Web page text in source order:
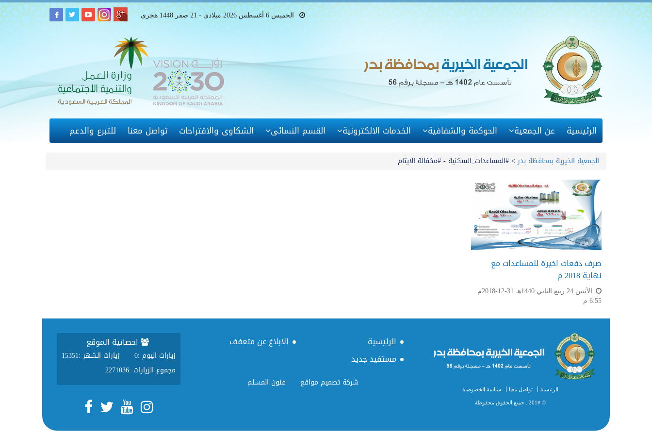
الخميس 6 أغسطس 2026 ميلادى - 21 صفر 1448 هجرى
الرئيسية عن الجمعية الحوكمة والشفافية الخدمات الالكترونية القسم النسائى الشكاوى والاقتراحات تواصل معنا للتبرع والدعم
الجمعية الخيرية بمحافظة بدر>#المساعدات_السكنية - #مكفالة الايتام
صرف دفعات اخيرة للمساعدات مع
نهاية 2018 م
الأثنين 24 ربيع الثاني 1440هـ 31-12-2018م
6:55 م
الرئيسية تواصل معنا سياسة الخصوصية
© 201٧ . جميع الحقوق محفوظة
الرئيسية
الابلاغ عن متعفف
مستفيد جديد
شركة تصميم مواقع فنون المسلم
احصائية الموقع
زيارات اليوم :0 زيارات الشهر :15351
مجموع الزيارات :2271036